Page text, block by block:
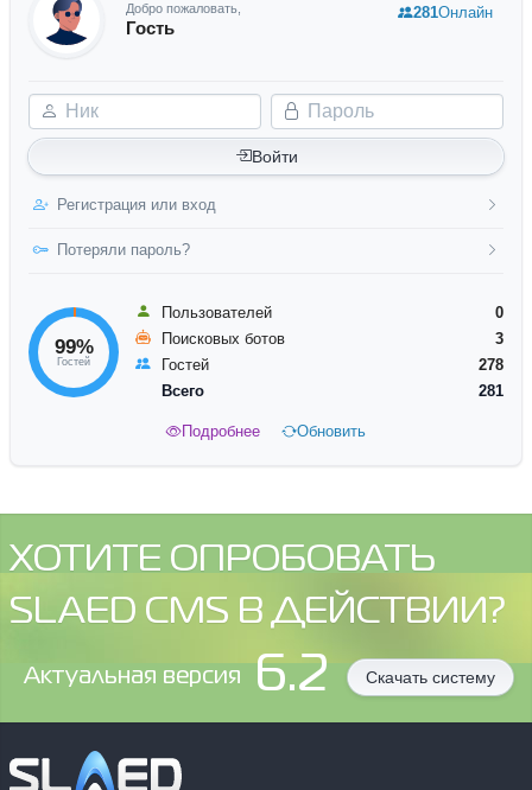
Добро пожаловать,
Гость
Ник Пароль
Войти
Регистрация или вход
Потеряли пароль?
281Онлайн
99%
Гостей
Пользователей
0
Поисковых ботов
3
Гостей
278
Всего
281
Подробнее Обновить
ХОТИТЕ ОПРОБОВАТЬ
SLAED CMS В ДЕЙСТВИИ?
Aктуальная версия 6.2 Скачать систему